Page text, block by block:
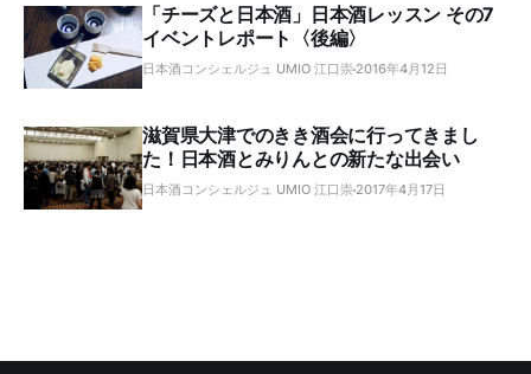
「チーズと日本酒」日本酒レッスン その7
イベントレポート〈後編〉
日本酒コンシェルジュ UMIO 江口崇 2016年4月12日
滋賀県大津でのきき酒会に行ってきまし
た！日本酒とみりんとの新たな出会い
日本酒コンシェルジュ UMIO 江口崇 2017年4月17日